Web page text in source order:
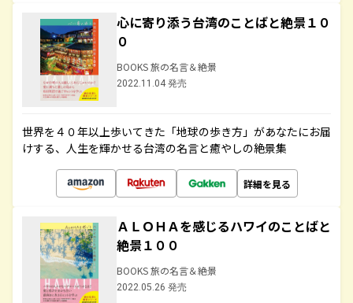
心に寄り添う台湾のことばと絶景１０
０
BOOKS 旅の名言＆絶景
2022.11.04 発売
世界を４０年以上歩いてきた「地球の歩き方」があなたにお届
けする、人生を輝かせる台湾の名言と癒やしの絶景集
詳細を見る
ＡＬＯＨＡを感じるハワイのことばと
絶景１００
BOOKS 旅の名言＆絶景
2022.05.26 発売